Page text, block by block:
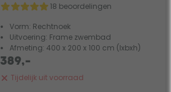
18 beoordelingen
Vorm: Rechtnoek
Uitvoering: Frame zwembad
Afmeting: 400 x 200 x 100 cm (lxbxh)
Tijdelijk uit voorraad
389,-